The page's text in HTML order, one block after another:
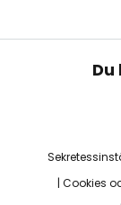
Cookies